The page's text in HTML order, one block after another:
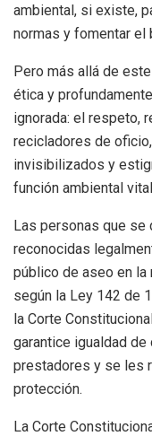
ambiental, si existe,
normas y fomentar el
Pero más allá de
ética y
ignorada: el respeto,
recicladores de
invisibilizados y
función ambiental
Las personas que se
reconocidas
público de aseo en la
según la Ley 142 de
la Corte
garantice igualdad
prestadores y se les
protección.
La Corte